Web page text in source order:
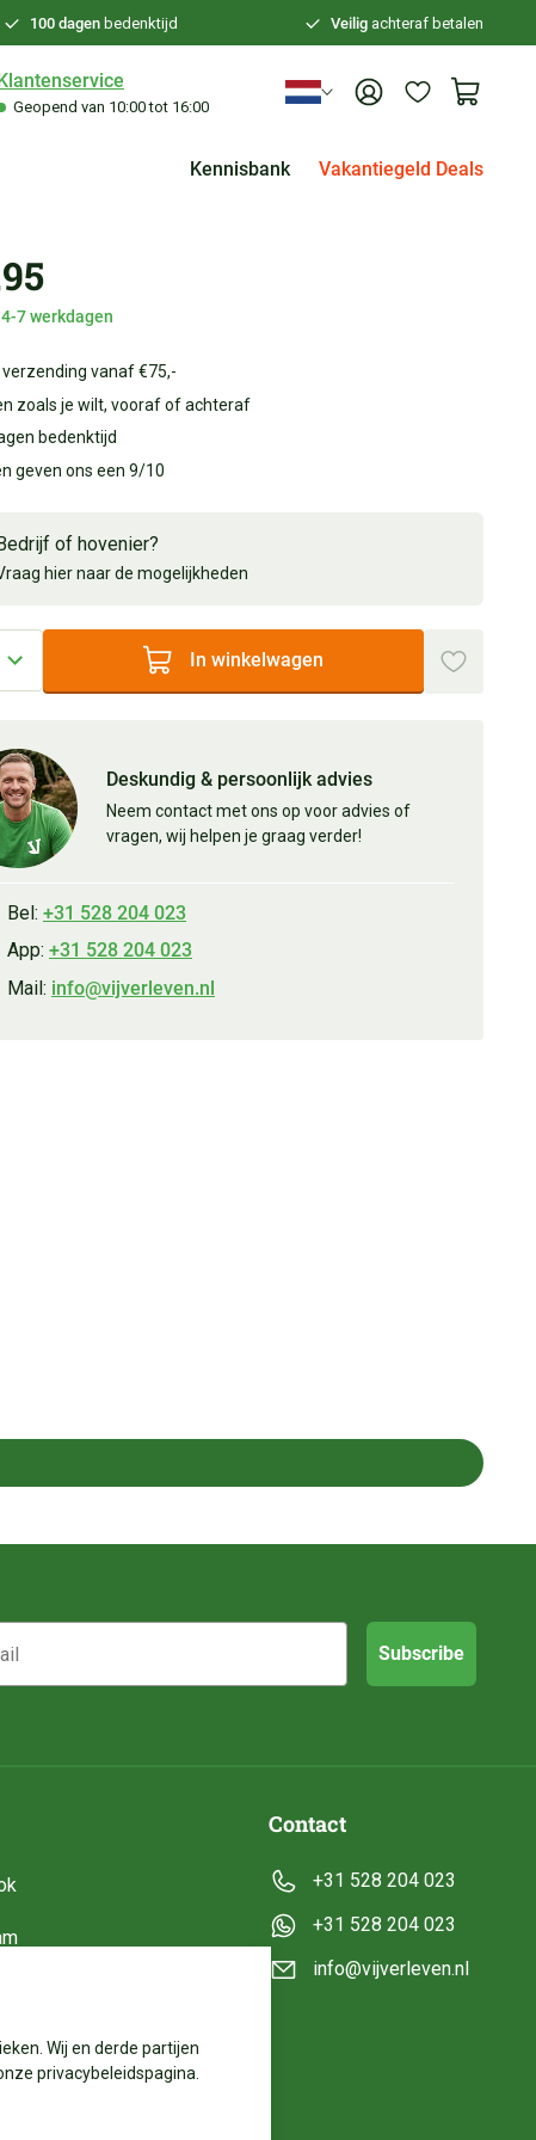
100 dagenbedenktijd Veiligachteraf betalen
Geopend van 10:00 tot 16:00
Kennisbank Vakantiegeld Deals
7 werkdagen
verzending vanaf €75,-
zoals je wilt, vooraf of achteraf
bedenktijd
geven ons een 9/10
Bedrijf of hovenier?
hier naar de mogelijkheden
In winkelwagen
Deskundig & persoonlijk advies
Neem contact met ons op voor advies of
vragen, wij helpen je graag verder!
Bel: +31 528 204 023
App: +31 528 204 023
Mail: info@vijverleven.nl
Subscribe
Contact
+31 528 204 023
+31 528 204 023
info@vijverleven.nl
Wij en derde partijen
privacybeleidspagina.